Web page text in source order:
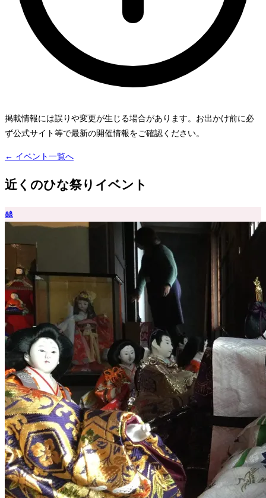
掲載情報には誤りや変更が生じる場合があります。お出かけ前に必
ず公式サイト等で最新の開催情報をご確認ください。
← イベント一覧へ
近くのひな祭りイベント
🎎